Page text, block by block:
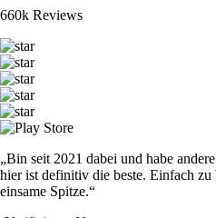
660k Reviews
„Bin seit 2021 dabei und habe
hier ist definitiv die beste. Einfach zu
einsame Spitze.“